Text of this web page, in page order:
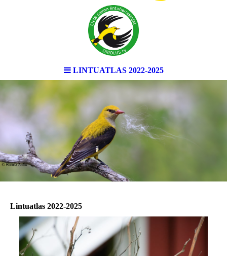
LINTUATLAS 2022-2025
Lintuatlas 2022-2025